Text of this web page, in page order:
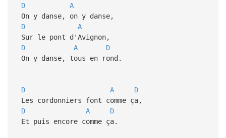
D
A
On y danse, on y danse,
D
A
Sur le pont d'Avignon,
D
A
D
On y danse, tous en rond.
D A
D
Les cordonniers font comme ça,
D
A
D
Et puis encore comme ça.